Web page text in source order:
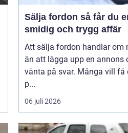
Sälja fordon så får du en
smidig och trygg affär
Att sälja fordon handlar om
än att lägga upp en annons
vänta på svar. Många vill få
p...
06 juli 2026